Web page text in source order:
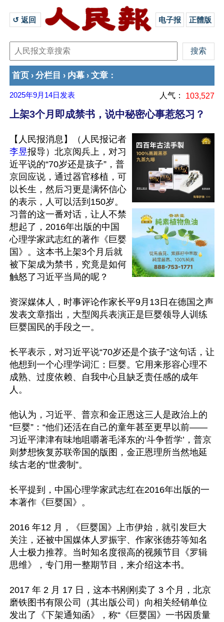
↺ 返回 电子报 正體版
首页 › 分栏目 › 内幕 › 文章 ：
2025年9月14日 发表 人气： 103,527
上架3个月即成禁书，说中秘密心事惹怒习？
【人民报消息】（人民报记者
李昱报导）北京阅兵上，对习
近平说的“70岁还是孩子”，普
京回应说，通过器官移植，可
以长生，然后习更是满怀信心
的表示，人可以活到150岁。
习普的这一番对话，让人不禁
想起了，2016年出版的中国
心理学家武志红的著作《巨婴
国》。这本书上架3个月后就
被下架成为禁书，究竟是如何
触怒了习近平当局的呢？
资深媒体人，时事评论作家长平9月13日在德国之声
发表文章指出，大型阅兵表演正是巨婴领导人训练
巨婴国民的手段之一。
长平表示，对习近平说“70岁还是个孩子”这句话，让
他想到一个心理学词汇：巨婴。它用来形容心理不
成熟、过度依赖、自我中心且缺乏责任感的成年
人。
他认为，习近平、普京和金正恩这三人是政治上的
“巨婴”：“他们还活在自己的童年甚至更早以前——
习近平津津有味地咀嚼著毛泽东的‘斗争哲学’，普京
则梦想恢复苏联帝国的版图，金正恩理所当然地延
续古老的“世袭制”。
长平提到，中国心理学家武志红在2016年出版的一
本著作《巨婴国》。
2016 年12 月，《巨婴国》上市伊始，就引发巨大
关注，还被中国媒体人罗振宇、作家张德芬等知名
人士极力推荐。当时知名度很高的视频节目《罗辑
思维》，专门用一整期节目，来介绍这本书。
2017 年 2 月 17 日，这本书刚刚卖了 3 个月，北京
磨铁图书有限公司（其出版公司）向相关经销单位
发出了《下架通知函》，称“《巨婴国》一书因质量